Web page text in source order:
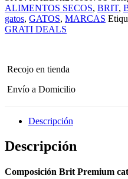
premium
by
nature
cat
cantidad
ALIMENTOS SECOS, BRIT,
gatos, GATOS, MARCAS
GRATI DEALS
Recojo en tienda
Envío a Domicilio
Descripción
Descripción
Composición Brit Premium